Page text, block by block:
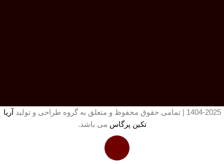
1404-2025 | تمامی حقوق محفوظ و متعلق به گروه طراحی و تولید
آریا
تکین پرگاس می باشد.